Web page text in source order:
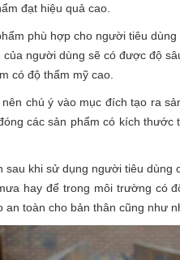
đạt hiệu quả cao.
phù hợp cho người tiêu
của người dùng sẽ có được độ
có độ thẩm mỹ cao.
chú ý vào mục đích tạo ra
các sản phẩm có kích
sau khi sử dụng người tiêu dùng
hay để trong môi trường có
an toàn cho bản thân cũng như